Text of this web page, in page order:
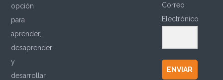
opción
para
aprender,
desaprender
y
desarrollar
Correo
Electrónico
ENVIAR